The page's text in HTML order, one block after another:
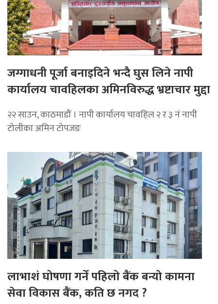
जग्गाधनी पूर्जा बनाइदिने भन्दै घुस लिने नापी
कार्यालय चावहिलका अमिनविरुद्ध भ्रष्टाचार मुद्दा
२२ साउन, काठमाडौं । नापी कार्यालय चावहिल २ र ३ नं नापी
टोलीका अमिन टोपजङ
लाभाशं घोषणा गर्ने पहिलो बैंक बन्यो कामना
सेवा विकास बैंक, कति छ नगद ?